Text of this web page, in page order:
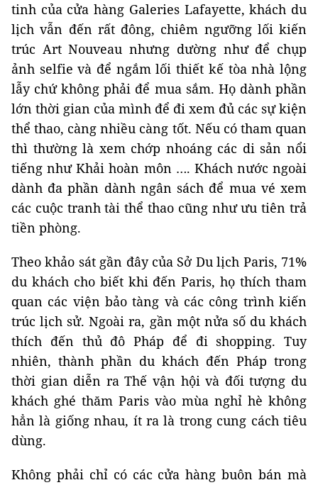
tinh của cửa hàng Galeries Lafayette, khách du
lịch vẫn đến rất đông, chiêm ngưỡng lối kiến
trúc Art Nouveau nhưng dường như để chụp
ảnh selfie và để ngắm lối thiết kế tòa nhà lộng
lẫy chứ không phải để mua sắm. Họ dành phần
lớn thời gian của mình để đi xem đủ các sự kiện
thể thao, càng nhiều càng tốt. Nếu có tham quan
thì thường là xem chớp nhoáng các di sản nổi
tiếng như Khải hoàn môn …. Khách nước ngoài
dành đa phần dành ngân sách để mua vé xem
các cuộc tranh tài thể thao cũng như ưu tiên trả
tiền phòng.
Theo khảo sát gần đây của Sở Du lịch Paris, 71%
du khách cho biết khi đến Paris, họ thích tham
quan các viện bảo tàng và các công trình kiến
trúc lịch sử. Ngoài ra, gần một nửa số du khách
thích đến thủ đô Pháp để đi shopping. Tuy
nhiên, thành phần du khách đến Pháp trong
thời gian diễn ra Thế vận hội và đối tượng du
khách ghé thăm Paris vào mùa nghỉ hè không
hẳn là giống nhau, ít ra là trong cung cách tiêu
dùng.
Không phải chỉ có các cửa hàng buôn bán mà